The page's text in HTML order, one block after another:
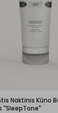
Naktinis Kūno
"SleepTone"